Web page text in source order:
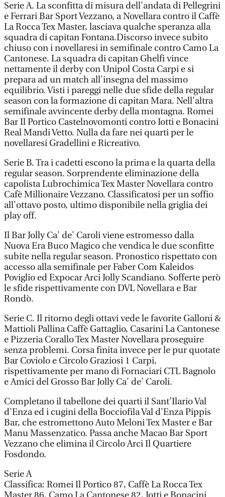
Serie A. La sconfitta di misura dell'andata di Pellegrini
e Ferrari Bar Sport Vezzano, a Novellara contro il Caffè
La Rocca Tex Master, lasciava qualche speranza alla
squadra di capitan Fontana.Discorso invece subito
chiuso con i novellaresi in semifinale contro Camo La
Cantonese. La squadra di capitan Ghelfi vince
nettamente il derby con Unipol Costa Carpi e si
prepara ad un match all'insegna del massimo
equilibrio. Visti i pareggi nelle due sfide della regular
season con la formazione di capitan Mara. Nell'altra
semifinale avvincente derby della montagna. Romei
Bar Il Portico Castelnovomonti contro Iotti e Bonacini
Real Mandi Vetto. Nulla da fare nei quarti per le
novellaresi Gradellini e Ricreativo.
Serie B. Tra i cadetti escono la prima e la quarta della
regular season. Sorprendente eliminazione della
capolista Lubrochimica Tex Master Novellara contro
Cafè Millionaire Vezzano. Classificatosi per un soffio
all'ottavo posto, ultimo disponibile nella griglia dei
play off.
Il Bar Jolly Ca' de' Caroli viene estromesso dalla
Nuova Era Buco Magico che vendica le due sconfitte
subite nella regular season. Pronostico rispettato con
accesso alla semifinale per Faber Com Kaleidos
Poviglio ed Expocar Arci Jolly Scandiano. Sofferte però
le sfide rispettivamente con DVL Novellara e Bar
Rondò.
Serie C. Il ritorno degli ottavi vede le favorite Galloni &
Mattioli Pallina Caffè Gattaglio, Casarini La Cantonese
e Pizzeria Corallo Tex Master Novellara proseguire
senza problemi. Corsa finita invece per le pur quotate
Bar Coviolo e Circolo Graziosi 1 Carpi,
rispettivamente per mano di Fornaciari CTL Bagnolo
e Amici del Grosso Bar Jolly Ca' de' Caroli.
Completano il tabellone dei quarti il Sant’Ilario Val
d'Enza ed i cugini della Bocciofila Val d'Enza Pippis
Bar, che estromettono Auto Meloni Tex Master e Bar
Manu Massenzatico. Passa anche Macao Bar Sport
Vezzano che elimina il Circolo Arci Il Quartiere
Fosdondo.
Serie A
Classifica: Romei Il Portico 87, Caffè La Rocca Tex